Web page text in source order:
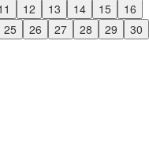
12 13 14 15
16
25 26 27 28 29
30